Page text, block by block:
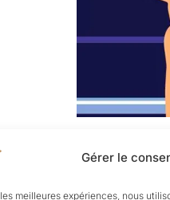
Gérer le
meilleures expériences, nous